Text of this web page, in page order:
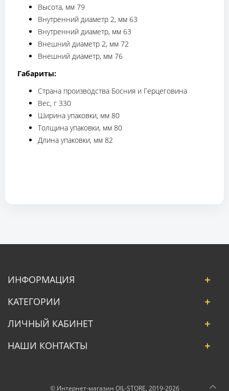
Высота, мм 79
Внутренний диаметр 2, мм 63
Внутренний диаметр, мм 63
Внешний диаметр 2, мм 72
Внешний диаметр, мм 76
Габариты:
Страна производства Босния и Герцеговина
Вес, г 330
Ширина упаковки, мм 80
Толщина упаковки, мм 80
Длина упаковки, мм 82
ИНФОРМАЦИЯ
КАТЕГОРИИ
ЛИЧНЫЙ КАБИНЕТ
НАШИ КОНТАКТЫ
© Интернет-магазин OIL-STORE, 2019-2026